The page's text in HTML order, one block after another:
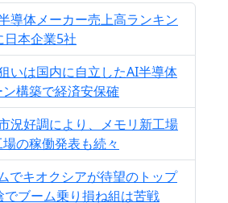
導体メーカー売上高ランキン
日本企業5社
いは国内に自立したAI半導体
構築で経済安保確
況好調により、メモリ新工場
の稼働発表も続々
でキオクシアが待望のトップ
でブーム乗り損ね組は苦戦